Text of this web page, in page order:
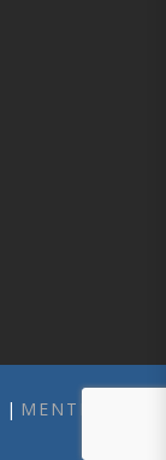
| MENTIONS